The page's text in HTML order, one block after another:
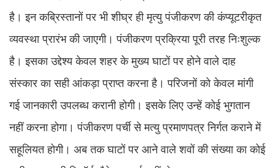
है। इन कब्रिस्तानों पर भी शीघ्र ही मृत्यु पंजीकरण की कंप्यूटरीकृत
व्यवस्था प्रारंभ की जाएगी। पंजीकरण प्रक्रिया पूरी तरह निःशुल्क
है। इसका उद्देश्य केवल शहर के मुख्य घाटों पर होने वाले दाह
संस्कार का सही आंकड़ा प्राप्त करना है। परिजनों को केवल मांगी
गई जानकारी उपलब्ध करानी होगी। इसके लिए उन्हें कोई भुगतान
नहीं करना होगा। पंजीकरण पर्ची से मत्यु प्रमाणपत्र निर्गत कराने में
सहूलियत होगी। अब तक घाटों पर आने वाले शवों की संख्या का कोई